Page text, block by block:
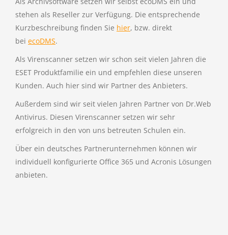
stehen als Reseller zur Verfügung. Die entsprechende
Kurzbeschreibung finden Sie hier, bzw. direkt
bei ecoDMS.
Als Virenscanner setzen wir schon seit vielen Jahren die
ESET Produktfamilie ein und empfehlen diese unseren
Kunden. Auch hier sind wir Partner des Anbieters.
Außerdem sind wir seit vielen Jahren Partner von Dr.Web
Antivirus. Diesen Virenscanner setzen wir sehr
erfolgreich in den von uns betreuten Schulen ein.
Über ein deutsches Partnerunternehmen können wir
individuell konfigurierte Office 365 und Acronis Lösungen
anbieten.